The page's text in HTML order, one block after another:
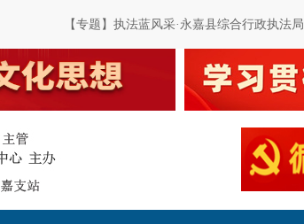
【专题】执法蓝风采·永嘉县综合行政执法局